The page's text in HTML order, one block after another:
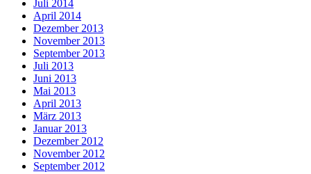
Juli 2014
April 2014
Dezember 2013
November 2013
September 2013
Juli 2013
Juni 2013
Mai 2013
April 2013
März 2013
Januar 2013
Dezember 2012
November 2012
September 2012